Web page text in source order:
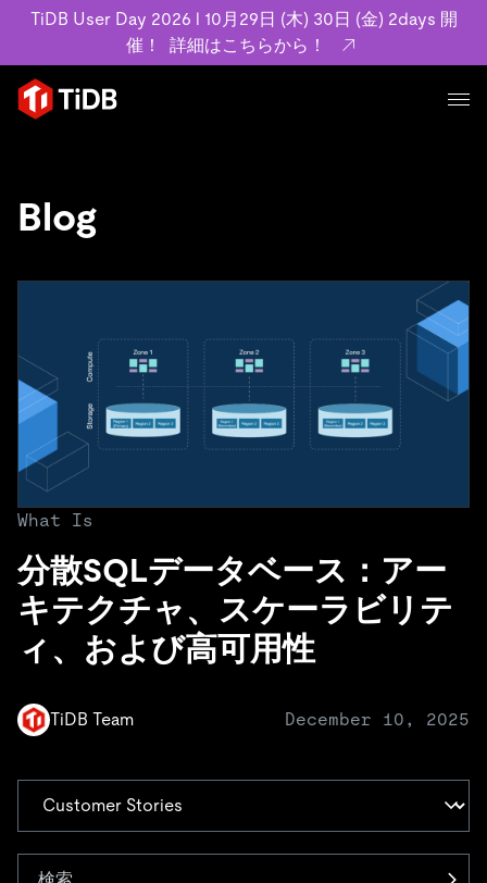
TiDB User Day 2026 l 10月29日 (木) 30日 (金) 2days 開
催！
詳細はこちらから！
プロダクト
MySQL互換の分散データベースで高可用性と水平スケー
ラビリティを備え大規模データをリアルタイムで処理でき
詳細はこちら
プラン
TiDB Cloud
TiDB Self-Managed
料金
エコシステム
TiSpark
OSS Insight
事例記事
お客様事例やユーザーによる検証結果の記事などを紹介し
業界
フィンテック
Eコマース
SaaS
ユースケース
運用インテリジェンスの活用
MySQLワークロードの近代化
Build GenAI Applications
ブログ
ホワイトペーパー
アーカイブ動画
スライド
エンゲージメント
イベント
Developer Hub
PingCAP University
TiDB Labs 認定資格試験
会社概要
規約類
基本規約、TiDBクラウドサービス契約、SLA、利用規約、
プライバシーポリシーなど、契約関連の情報を紹介しま
す。
お客様のデータの機密性、可用性、安全性について紹介し
ます。
ニュース
会社案内
お問い合わせ
ドキュメント
ドキュメント
TiDB Cloud
開発者ガイド
無料で始める
Blog
What Is
分散SQLデータベース：アー
キテクチャ、スケーラビリテ
ィ、および高可用性
TiDB Team December 10, 2025